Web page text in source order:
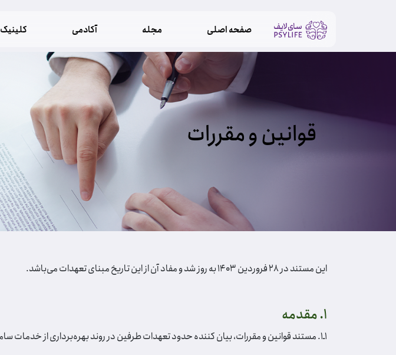
صفحه اصلی مجله آکادمی کلینیک
قوانین و مقررات
این مستند در 28 فروردین 1403 به روز شد و مفاد آن از این تاریخ مبنای تعهدات می‌باشد.
1. مقدمه
1ـ1. مستند قوانین و مقررات، بیان کننده حدود تعهدات طرفین در روند بهره‌برداری از خدمات سامانه و سایت